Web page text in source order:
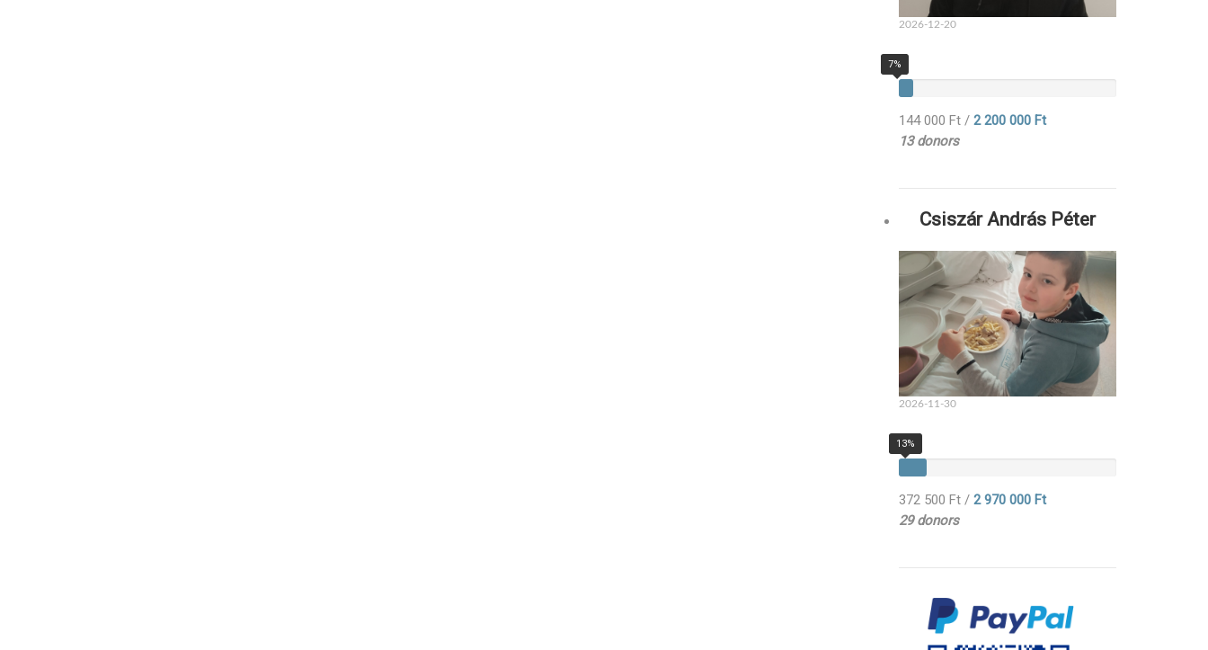
2026-12-20
7%
144 000 Ft/ 2 200 000 Ft
13 donors
Csiszár András Péter
2026-11-30
13%
372 500 Ft/ 2 970 000 Ft
29 donors